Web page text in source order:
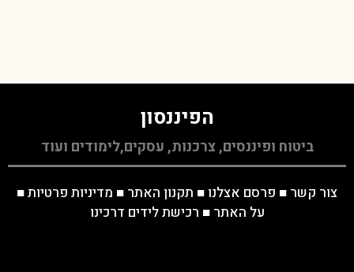
הפיננסון
ביטוח ופיננסים, צרכנות, עסקים,לימודים ועוד
צור קשר ■ פרסם אצלנו ■ תקנון האתר ■ מדיניות פרטיות■
על האתר ■ רכישת לידים דרכינו